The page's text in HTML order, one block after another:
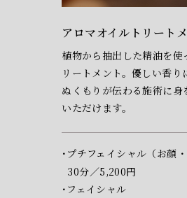
アロマオイルトリート
植物から抽出した精油を使
リートメント。優しい香
ぬくもりが伝わる施術に
いただけます。
プチフェイシャル（お顔・
30分／5,200円
フェイシャル